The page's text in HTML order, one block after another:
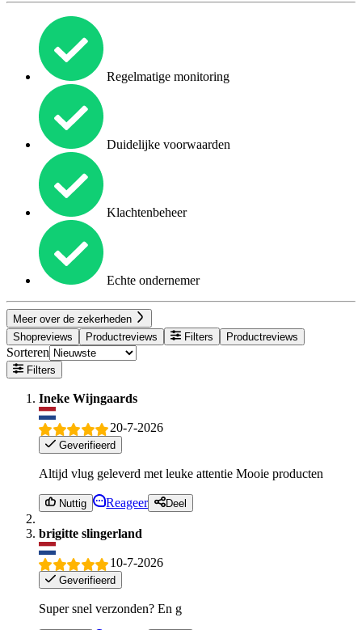
Regelmatige monitoring
Duidelijke voorwaarden
Klachtenbeheer
Echte ondernemer
Meer over de zekerheden
Shopreviews
Productreviews Filters Productreviews
Sorteren
Filters
Ineke Wijngaards
20-7-2026
Geverifieerd
Altijd vlug geleverd met leuke attentie Mooie producten
Nuttig Reageer Deel
brigitte slingerland
10-7-2026
Geverifieerd
Super snel verzonden? En g